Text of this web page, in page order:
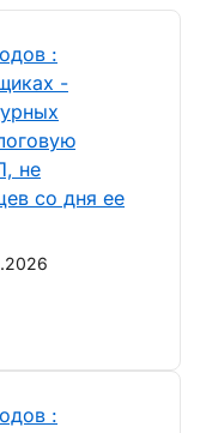
:
-
не
со дня ее
: